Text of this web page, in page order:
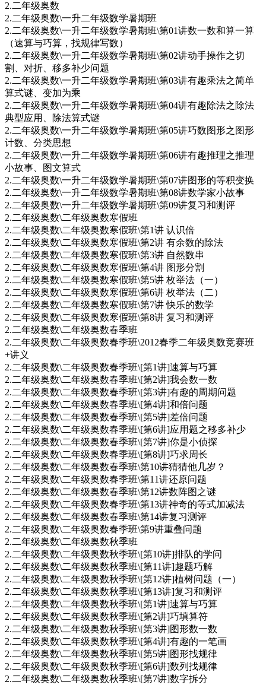
2.二年级奥数
2.二年级奥数\一升二年级数学暑期班
2.二年级奥数\一升二年级数学暑期班\第01讲数一数和算一算
（速算与巧算，找规律写数）
2.二年级奥数\一升二年级数学暑期班\第02讲动手操作之切
割、对折、移多补少问题
2.二年级奥数\一升二年级数学暑期班\第03讲有趣乘法之简单
算式谜、变加为乘
2.二年级奥数\一升二年级数学暑期班\第04讲有趣除法之除法
典型应用、除法算式谜
2.二年级奥数\一升二年级数学暑期班\第05讲巧数图形之图形
计数、分类思想
2.二年级奥数\一升二年级数学暑期班\第06讲有趣推理之推理
小故事、图文算式
2.二年级奥数\一升二年级数学暑期班\第07讲图形的等积变换
2.二年级奥数\一升二年级数学暑期班\第08讲数学家小故事
2.二年级奥数\一升二年级数学暑期班\第09讲复习和测评
2.二年级奥数\二年级奥数寒假班
2.二年级奥数\二年级奥数寒假班\第1讲 认识倍
2.二年级奥数\二年级奥数寒假班\第2讲 有余数的除法
2.二年级奥数\二年级奥数寒假班\第3讲 自然数串
2.二年级奥数\二年级奥数寒假班\第4讲 图形分割
2.二年级奥数\二年级奥数寒假班\第5讲 枚举法（一）
2.二年级奥数\二年级奥数寒假班\第6讲 枚举法（二）
2.二年级奥数\二年级奥数寒假班\第7讲 快乐的数学
2.二年级奥数\二年级奥数寒假班\第8讲 复习和测评
2.二年级奥数\二年级奥数春季班
2.二年级奥数\二年级奥数春季班\2012春季二年级奥数竞赛班
+讲义
2.二年级奥数\二年级奥数春季班\[第1讲]速算与巧算
2.二年级奥数\二年级奥数春季班\[第2讲]我会数一数
2.二年级奥数\二年级奥数春季班\[第3讲]有趣的周期问题
2.二年级奥数\二年级奥数春季班\[第4讲]和倍问题
2.二年级奥数\二年级奥数春季班\[第5讲]差倍问题
2.二年级奥数\二年级奥数春季班\[第6讲]应用题之移多补少
2.二年级奥数\二年级奥数春季班\[第7讲]你是小侦探
2.二年级奥数\二年级奥数春季班\[第8讲]巧求周长
2.二年级奥数\二年级奥数春季班\第10讲猜猜他几岁？
2.二年级奥数\二年级奥数春季班\第11讲还原问题
2.二年级奥数\二年级奥数春季班\第12讲数阵图之谜
2.二年级奥数\二年级奥数春季班\第13讲神奇的等式加减法
2.二年级奥数\二年级奥数春季班\第14讲复习测评
2.二年级奥数\二年级奥数春季班\第9讲重叠问题
2.二年级奥数\二年级奥数秋季班
2.二年级奥数\二年级奥数秋季班\[第10讲]排队的学问
2.二年级奥数\二年级奥数秋季班\[第11讲]趣题巧解
2.二年级奥数\二年级奥数秋季班\[第12讲]植树问题（一）
2.二年级奥数\二年级奥数秋季班\[第13讲]复习和测评
2.二年级奥数\二年级奥数秋季班\[第1讲]速算与巧算
2.二年级奥数\二年级奥数秋季班\[第2讲]巧填算符
2.二年级奥数\二年级奥数秋季班\[第3讲]图形数一数
2.二年级奥数\二年级奥数秋季班\[第4讲]有趣的一笔画
2.二年级奥数\二年级奥数秋季班\[第5讲]图形找规律
2.二年级奥数\二年级奥数秋季班\[第6讲]数列找规律
2.二年级奥数\二年级奥数秋季班\[第7讲]数字拆分